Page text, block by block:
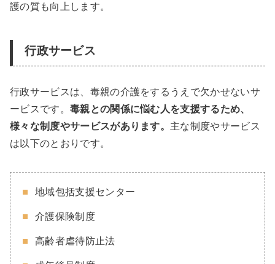
護の質も向上します。
行政サービス
行政サービスは、毒親の介護をするうえで欠かせないサ
ービスです。 毒親との関係に悩む人を支援するため、
様々な制度やサービスがあります。 主な制度やサービス
は以下のとおりです。
地域包括支援センター
介護保険制度
高齢者虐待防止法